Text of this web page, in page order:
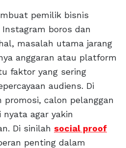
pemilik bisnis
boros dan
masalah utama jarang
anggaran atau platform
faktor yang sering
audiens. Di
calon pelanggan
agar yakin
Di sinilah social proof
penting dalam